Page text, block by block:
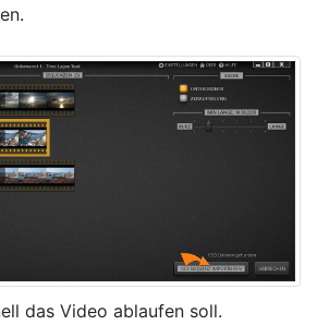
das Video ablaufen soll.